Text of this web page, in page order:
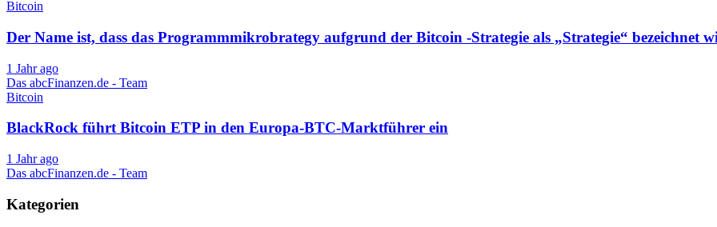
Bitcoin
Der Name ist, dass das Programmmikrobrategy aufgrund der Bitcoin -Strategie als „Strategie“ bezeichnet
1 Jahr ago
Das abcFinanzen.de - Team
Bitcoin
BlackRock führt Bitcoin ETP in den Europa-BTC-Marktführer ein
1 Jahr ago
Das abcFinanzen.de - Team
Kategorien